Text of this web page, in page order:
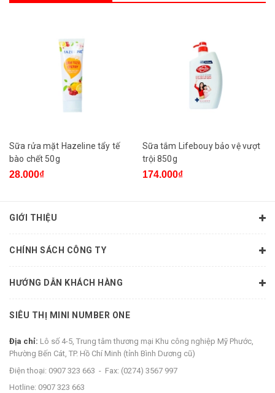
Sữa rửa mặt Hazeline tẩy tế
bào chết 50g
28.000₫
Sữa tắm Lifebouy bảo vệ vượt
trội 850g
174.000₫
GIỚI THIỆU
CHÍNH SÁCH CÔNG TY
HƯỚNG DẪN KHÁCH HÀNG
SIÊU THỊ MINI NUMBER ONE
Địa chỉ: Lô số 4-5, Trung tâm thương mại Khu công nghiệp Mỹ Phước,
Phường Bến Cát, TP. Hồ Chí Minh (tỉnh Bình Dương cũ)
Điện thoại: 0907 323 663 - Fax: (0274) 3567 997
Hotline: 0907 323 663